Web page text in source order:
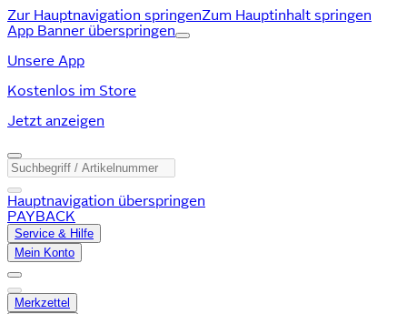
Zur Hauptnavigation springenZum Hauptinhalt springen
App Banner überspringen
Unsere App
Kostenlos im Store
Jetzt anzeigen
Hauptnavigation überspringen
PAYBACK
Service & Hilfe
Mein Konto
Merkzettel